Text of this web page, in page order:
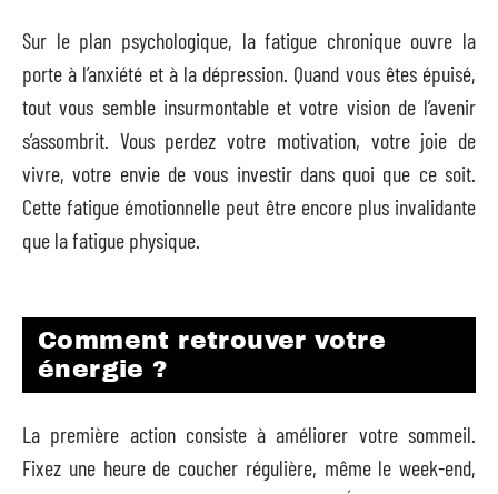
Sur le plan psychologique, la fatigue chronique ouvre la
porte à l’anxiété et à la dépression. Quand vous êtes épuisé,
tout vous semble insurmontable et votre vision de l’avenir
s’assombrit. Vous perdez votre motivation, votre joie de
vivre, votre envie de vous investir dans quoi que ce soit.
Cette fatigue émotionnelle peut être encore plus invalidante
que la fatigue physique.
Comment retrouver votre
énergie ?
La première action consiste à améliorer votre sommeil.
Fixez une heure de coucher régulière, même le week-end,